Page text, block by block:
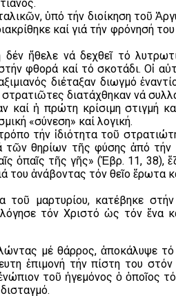
ὑπό τήν διοίκηση τοῦ
καί γιά τήν φρόνησή
ἤθελε νά δεχθεῖ τό
φθορά καί τό σκοτάδι. Οἱ
διέταξαν διωγμό
διατάχθηκαν νά
καί ἡ πρώτη κρίσιμη στιγμή
«σύνεση» καί λογική.
τήν ἰδιότητα τοῦ
τῶν θηρίων τῆς φύσης ἀπό
ὀπαῖς τῆς γῆς» (Ἑβρ. 11, 38),
του ἀνάβοντας τόν θεῖο ἔρωτα
τοῦ μαρτυρίου, κατέβηκε
τόν Χριστό ὡς τόν ἕνα
μέ θάρρος, ἀποκάλυψε
ἐπιμονή τήν πίστη του
τοῦ ἡγεμόνος ὁ ὁποῖος